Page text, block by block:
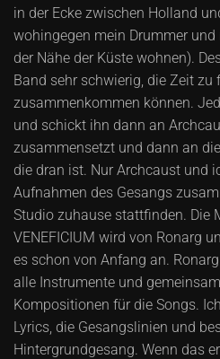
in der Ecke zwischen Holland
wohingegen mein Drummer
der Nähe der Küste wohnen).
Band sehr schwierig, die Zeit zu
zusammenkommen können.
und schickt ihn dann an
zusammensetzt und dann an
die dran ist. Nur Archcaust und
Aufnahmen des Gesangs
Studio zuhause stattfinden. Die
VENEFICIUM wird von Ronarg
es schon von Anfang an.
alle Instrumente und
Kompositionen für die Songs.
Lyrics, die Gesangslinien und
Hintergrundgesang. Wenn das